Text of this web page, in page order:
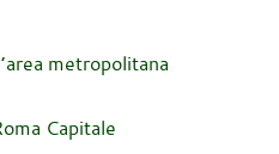
metropolitana
Capitale